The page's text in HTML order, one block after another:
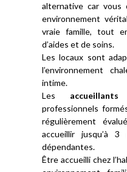
alternative car vous
environnement
vraie famille, tout
d’aides et de soins.
Les locaux sont
l’environnement
intime.
Les
professionnels
régulièrement
accueillir jusqu’à 3
dépendantes.
Être accueilli chez